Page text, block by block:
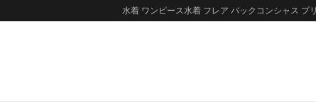
水着 ワンピース水着 フレア バックコンシャス プ